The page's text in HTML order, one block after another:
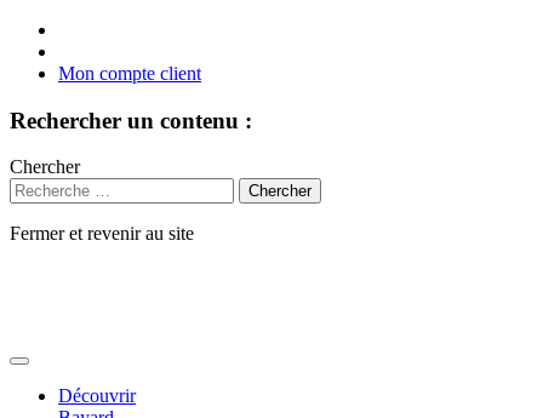
Mon compte client
Rechercher un contenu :
Chercher
Fermer et revenir au site
Découvrir